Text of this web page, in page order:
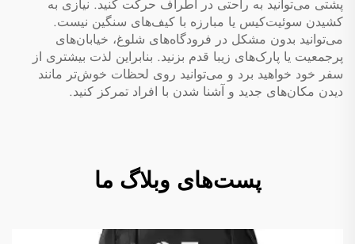
پشتی می‌توانید به راحتی در اطراف حرکت کنید. نیازی به
کشیدن سوئیت‌کیس یا مبارزه با کیف‌های سنگین نیست.
می‌توانید بدون مشکل در فرودگاه‌های شلوغ، خیابان‌های
پرجمعیت یا پارک‌های زیبا قدم بزنید. بنابراین لذت بیشتری از
سفر خود خواهید برد و می‌توانید روی لحظات خوش‌تر مانند
دیدن مکان‌های جدید و آشنا شدن با افراد تمرکز کنید.
پست‌های وبلاگ ما